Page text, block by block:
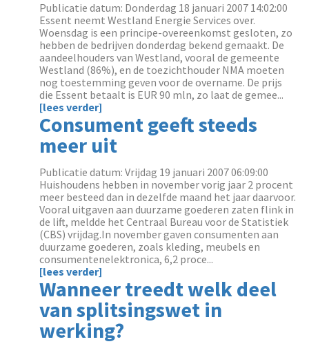
Publicatie datum: Donderdag 18 januari 2007 14:02:00
Essent neemt Westland Energie Services over.
Woensdag is een principe-overeenkomst gesloten, zo
hebben de bedrijven donderdag bekend gemaakt. De
aandeelhouders van Westland, vooral de gemeente
Westland (86%), en de toezichthouder NMA moeten
nog toestemming geven voor de overname. De prijs
die Essent betaalt is EUR 90 mln, zo laat de gemee...
[lees verder]
Consument geeft steeds
meer uit
Publicatie datum: Vrijdag 19 januari 2007 06:09:00
Huishoudens hebben in november vorig jaar 2 procent
meer besteed dan in dezelfde maand het jaar daarvoor.
Vooral uitgaven aan duurzame goederen zaten flink in
de lift, meldde het Centraal Bureau voor de Statistiek
(CBS) vrijdag.In november gaven consumenten aan
duurzame goederen, zoals kleding, meubels en
consumentenelektronica, 6,2 proce...
[lees verder]
Wanneer treedt welk deel
van splitsingswet in
werking?